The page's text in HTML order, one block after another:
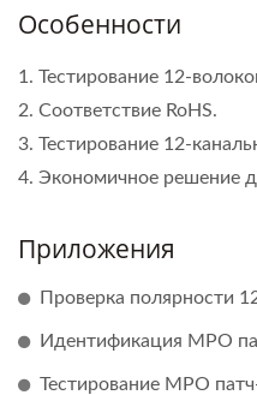
Особенности
1. Тестирование 12-
2. Соответствие RoHS.
3. Тестирование 12-
4. Экономичное решение
Приложения
Проверка полярности
Идентификация MPO
Тестирование MPO